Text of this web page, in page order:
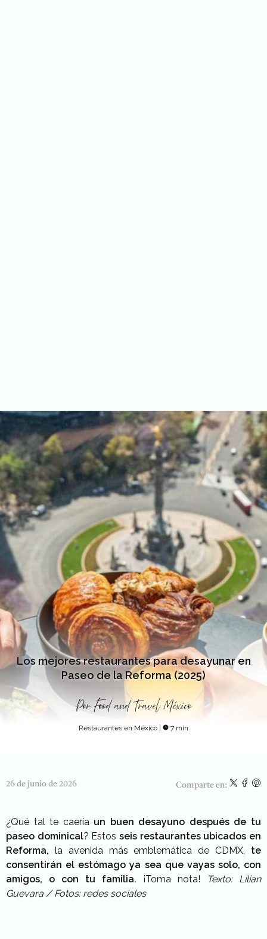
Los mejores restaurantes para desayunar en
Paseo de la Reforma (2025)
Por Food and Travel México
Restaurantes en México 7 min
26 de junio de 2026 Comparte en:
¿Qué tal te caería un buen desayuno después de tu
paseo dominical? Estosseis restaurantes ubicados en
Reforma, la avenida más emblemática de CDMX, te
consentirán el estómago ya sea que vayas solo, con
amigos, o con tu familia. ¡Toma nota!
Texto: Lilian
Guevara / Fotos: redes sociales